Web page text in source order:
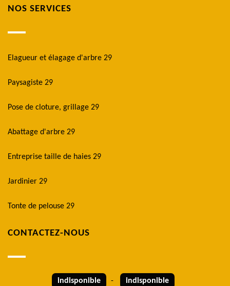
NOS SERVICES
Elagueur et élagage d'arbre 29
Paysagiste 29
Pose de cloture, grillage 29
Abattage d'arbre 29
Entreprise taille de haies 29
Jardinier 29
Tonte de pelouse 29
CONTACTEZ-NOUS
indisponible - indisponible